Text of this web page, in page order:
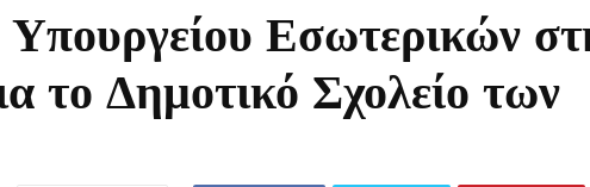
Εσωτερικών
το Δημοτικό Σχολείο των